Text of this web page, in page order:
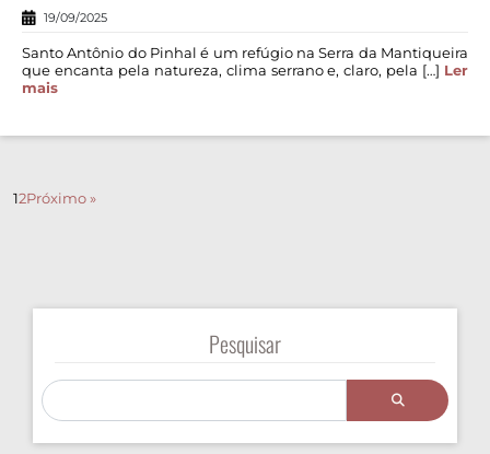
19/09/2025
Santo Antônio do Pinhal é um refúgio na Serra da Mantiqueira
que encanta pela natureza, clima serrano e, claro, pela […] Ler
mais
12Próximo »
Pesquisar